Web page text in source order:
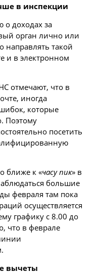
в инспекции
о доходах за
орган лично или
направлять такой
и в электронном
отмечают, что в
иногда
которые
Поэтому
посетить
ближе к «часу пик» в
большие
февраля там пока
осуществляется
графику с 8.00 до
что в феврале
вычеты